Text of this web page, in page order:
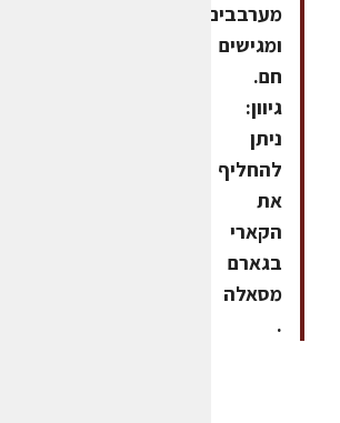
מערבבים
ומגישים
חם.
גיוון:
ניתן
להחליף
את
הקארי
בגארם
מסאלה
.